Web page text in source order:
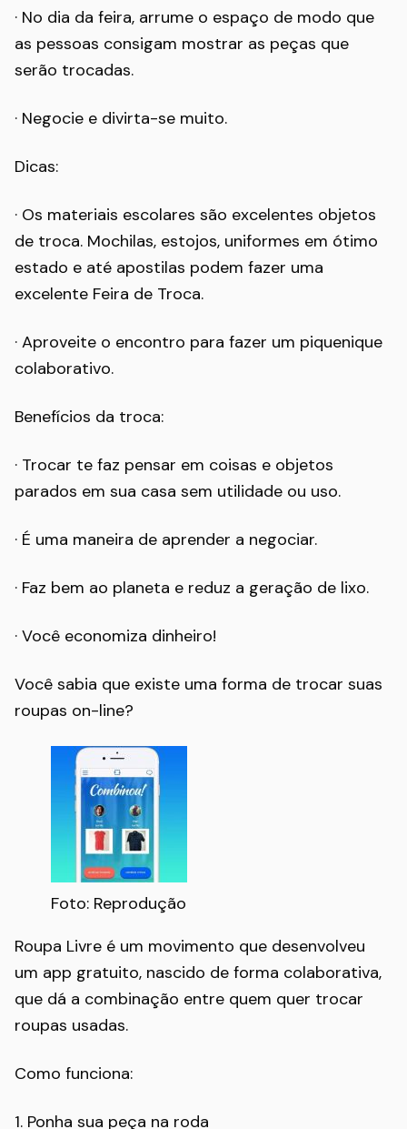
· No dia da feira, arrume o espaço de modo que
as pessoas consigam mostrar as peças que
serão trocadas.
· Negocie e divirta-se muito.
Dicas:
· Os materiais escolares são excelentes objetos
de troca. Mochilas, estojos, uniformes em ótimo
estado e até apostilas podem fazer uma
excelente Feira de Troca.
· Aproveite o encontro para fazer um piquenique
colaborativo.
Benefícios da troca:
· Trocar te faz pensar em coisas e objetos
parados em sua casa sem utilidade ou uso.
· É uma maneira de aprender a negociar.
· Faz bem ao planeta e reduz a geração de lixo.
· Você economiza dinheiro!
Você sabia que existe uma forma de trocar suas
roupas on-line?
Foto: Reprodução
Roupa Livre é um movimento que desenvolveu
um app gratuito, nascido de forma colaborativa,
que dá a combinação entre quem quer trocar
roupas usadas.
Como funciona:
1. Ponha sua peça na roda